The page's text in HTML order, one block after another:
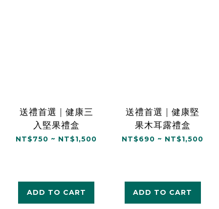
送禮首選 | 健康三
入堅果禮盒
NT$750 ~ NT$1,500
ADD TO CART
送禮首選 | 健康堅
果木耳露禮盒
NT$690 ~ NT$1,500
ADD TO CART